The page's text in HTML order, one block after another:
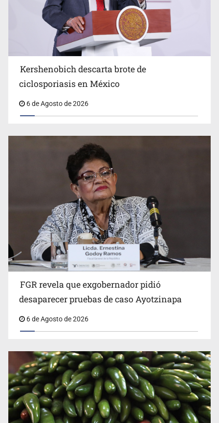
Advierten retrocesos en transparencia tras desaparición
del INAI
Jalisco mantiene la búsqueda de 21 adolescentes
desaparecidos durante julio
Kershenobich descarta brote de ciclosporiasis en
Kershenobich descarta brote de
ciclosporiasis en México
6 de Agosto de 2026
FGR revela que exgobernador pidió
desaparecer pruebas de caso Ayotzinapa
6 de Agosto de 2026